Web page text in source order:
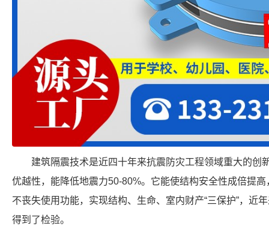
建筑隔震技术是近四十年来抗震防灾工程领域重大的创
优越性，能降低地震力50-80%。它能使结构安全性成倍提
不丧失使用功能，实现结构、生命、室内财产“三保护”，近
得到了检验。